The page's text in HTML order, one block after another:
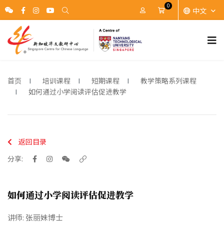
账户 Cart
0
中文
首页 培训课程 短期课程
教学策略系列课程
如何通过小学阅读评估促进教学
返回目录
分享:
如何通过小学阅读评估促进教学
讲师: 张丽妹博士